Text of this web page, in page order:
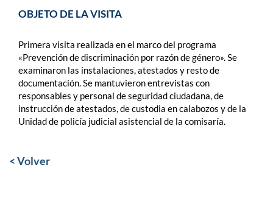
OBJETO DE LA VISITA
Primera visita realizada en el marco del programa
«Prevención de discriminación por razón de género». Se
examinaron las instalaciones, atestados y resto de
documentación. Se mantuvieron entrevistas con
responsables y personal de seguridad ciudadana, de
instrucción de atestados, de custodia en calabozos y de la
Unidad de policía judicial asistencial de la comisaría.
< Volver